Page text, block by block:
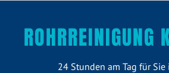
ROHRREINIGUNG
24 Stunden am Tag für Sie